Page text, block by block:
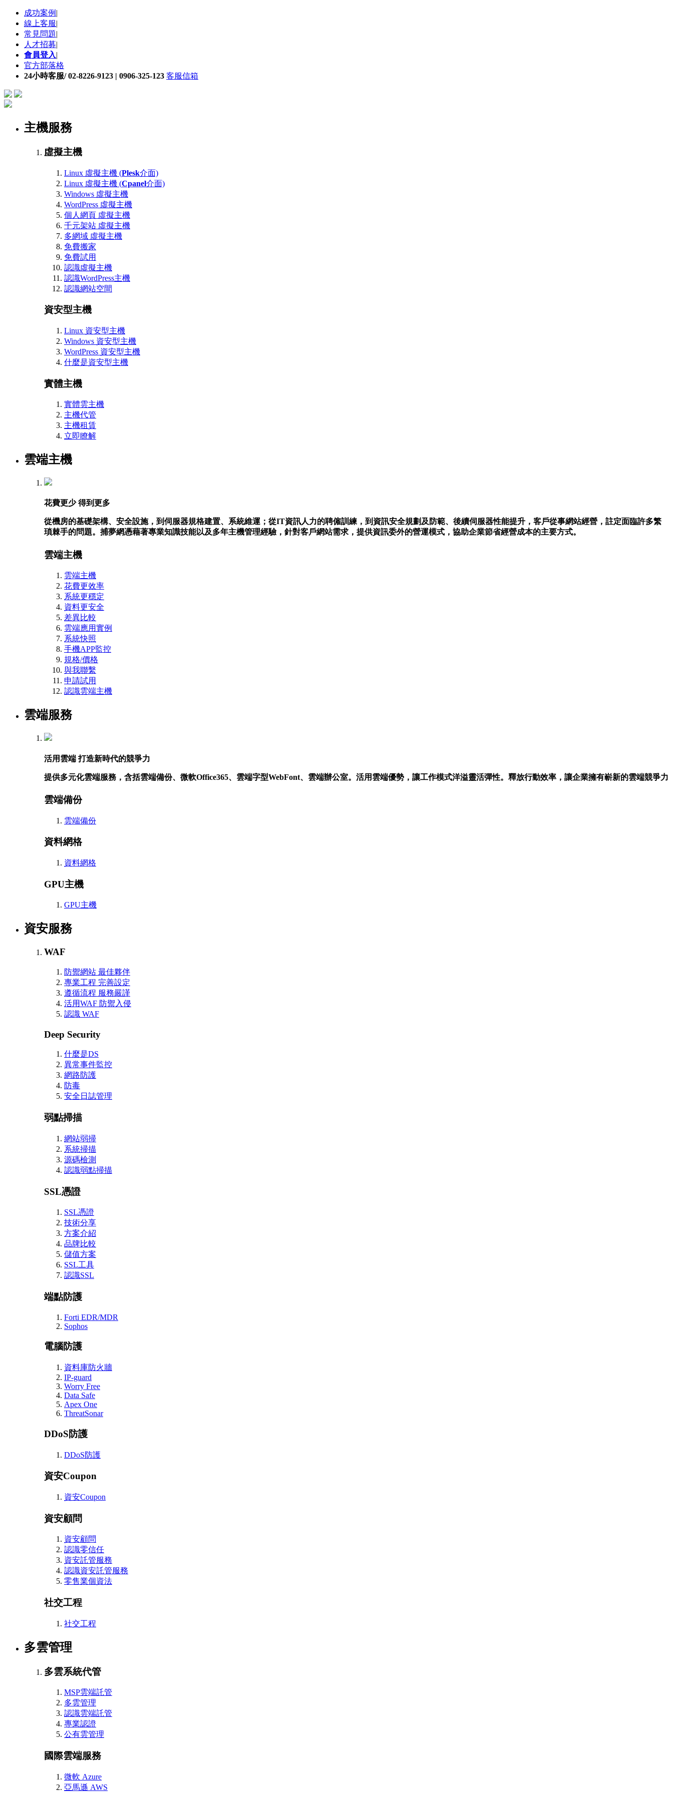
成功案例 |
線上客服|
常見問題|
人才招募|
會員登入|
官方部落格
24小時客服/ 02-8226-9123 | 0906-325-123 客服信箱
主機服務
虛擬主機
Linux 虛擬主機 (Plesk介面)
Linux 虛擬主機 (Cpanel介面)
Windows 虛擬主機
WordPress 虛擬主機
個人網頁 虛擬主機
千元架站 虛擬主機
多網域 虛擬主機
免費搬家
免費試用
認識虛擬主機
認識WordPress主機
認識網站空間
資安型主機
Linux 資安型主機
Windows 資安型主機
WordPress 資安型主機
什麼是資安型主機
實體主機
實體雲主機
主機代管
主機租賃
立即瞭解
雲端主機
花費更少 得到更多
從機房的基礎架構、安全設施，到伺服器規格建置、系統維運；從IT資訊人力的聘僱訓練，到資訊安全規劃及防範、後續伺服器性能提升，客戶從事網站經營，註定面臨許多繁
瑣棘手的問題。捕夢網憑藉著專業知識技能以及多年主機管理經驗，針對客戶網站需求，提供資訊委外的營運模式，協助企業節省經營成本的主要方式。
雲端主機
雲端主機
花費更效率
系統更穩定
資料更安全
差異比較
雲端應用實例
系統快照
手機APP監控
規格/價格
與我聯繫
申請試用
認識雲端主機
雲端服務
活用雲端 打造新時代的競爭力
提供多元化雲端服務，含括雲端備份、微軟Office365、雲端字型WebFont、雲端辦公室。活用雲端優勢，讓工作模式洋溢靈活彈性。釋放行動效率，讓企業擁有嶄新的雲端競爭力
雲端備份
雲端備份
資料網格
資料網格
GPU主機
GPU主機
資安服務
WAF
防禦網站 最佳夥伴
專業工程 完善設定
遵循流程 服務嚴謹
活用WAF 防禦入侵
認識 WAF
Deep Security
什麼是DS
異常事件監控
網路防護
防毒
安全日誌管理
弱點掃描
網站弱掃
系統掃描
源碼檢測
認識弱點掃描
SSL憑證
SSL憑證
技術分享
方案介紹
品牌比較
儲值方案
SSL工具
認識SSL
端點防護
Forti EDR/MDR
Sophos
電腦防護
資料庫防火牆
IP-guard
Worry Free
Data Safe
Apex One
ThreatSonar
DDoS防護
DDoS防護
資安Coupon
資安Coupon
資安顧問
資安顧問
認識零信任
資安託管服務
認識資安託管服務
零售業個資法
社交工程
社交工程
多雲管理
多雲系統代管
MSP雲端託管
多雲管理
認識雲端託管
專業認證
公有雲管理
國際雲端服務
微軟 Azure
亞馬遜 AWS